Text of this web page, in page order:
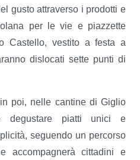
gusto attraverso i prodotti e
per le vie e piazzette
Castello, vestito a festa a
dislocati sette punti di
poi, nelle cantine di Giglio
degustare piatti unici e
seguendo un percorso
cittadini e